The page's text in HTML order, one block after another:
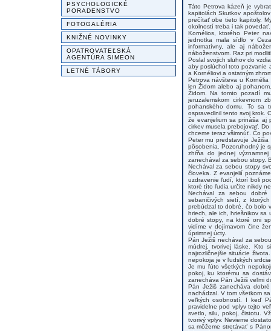
PSYCHOLOGICKÉ
PORADENSTVO
FOTOGALÉRIA
KNIŽNÉ NOVINKY
OPATROVATEĽSKÁ
AGENTÚRA SIMEON
LETNÉ TÁBORY
Táto Petrova kázeň je
kapitolách Skutkov
prečítať obe tieto kapitoly.
okolností treba i tak povedať.
Kornélios, ktorého Peter
jednotka mala sídlo v
informatívny, ale aj
náboženstvom. Raz pri
Poslal svojich sluhov do
aby poslúchol toto pozvanie
a Kornéliovi a ostatným
Petrova návšteva u
len Židom alebo aj
Židom. Na tomto pozadí
jeruzalemskom cirkevnom
pohanského domu. To sa
ospravedlnil tento svoj krok.
že evanjelium sa prináša aj
cirkev musela prebojovať.
chceme teraz všimnúť. Čo
Peter mu predstavuje
pôsobenia. Pozoruhodný je
zhŕňa do jednej
zanechával za sebou stopy.
Nechával za sebou stopy
človeka. Z evanjelií
uzdravenie ľudí, ktorí boli
ktoré títo ľudia určite nikdy
Nechával za sebou
sebaničivých sietí, z
prebúdzal to dobré, čo bolo
hriech, ale ich, hriešnikov sa
dobré stopy, na ktoré oni
vidíme v dojímavom čine
úprimnej úcty.
Pán Ježiš nechával za
múdrej, tvorivej láske. Kto
najrozličnejšie situácie
nepokoja je v ľudských
Je mu ľúto všetkých
pokoj, ku ktorému sa
zanecháva Pán Ježiš veľmi
Pán Ježiš zanecháva
nachádzal. V tom všetkom
veľkých osobností. I keď
pravidelne pod vplyv tejto
svetlo, silu, pokoj, čistotu.
tvorivý vplyv. Nevieme
sa môžeme stretávať s